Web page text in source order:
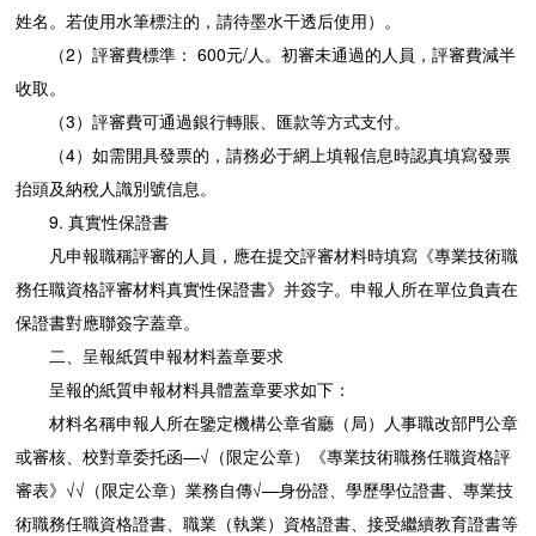
姓名。若使用水筆標注的，請待墨水干透后使用）。
（2）評審費標準： 600元/人。初審未通過的人員，評審費減半
收取。
（3）評審費可通過銀行轉賬、匯款等方式支付。
（4）如需開具發票的，請務必于網上填報信息時認真填寫發票
抬頭及納稅人識別號信息。
9. 真實性保證書
凡申報職稱評審的人員，應在提交評審材料時填寫《專業技術職
務任職資格評審材料真實性保證書》并簽字。申報人所在單位負責在
保證書對應聯簽字蓋章。
二、呈報紙質申報材料蓋章要求
呈報的紙質申報材料具體蓋章要求如下：
材料名稱申報人所在鑒定機構公章省廳（局）人事職改部門公章
或審核、校對章委托函—√（限定公章）《專業技術職務任職資格評
審表》√√（限定公章）業務自傳√—身份證、學歷學位證書、專業技
術職務任職資格證書、職業（執業）資格證書、接受繼續教育證書等